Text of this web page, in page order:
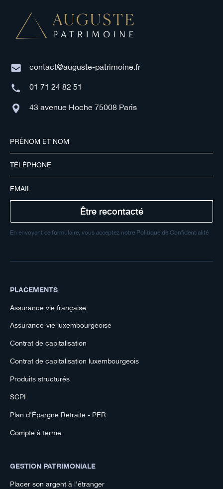
contact@auguste-patrimoine.fr
01 71 24 82 51
43 avenue Hoche 75008 Paris
En envoyant ce formulaire, vous acceptez notre Politique de Confidentialité
PLACEMENTS
Assurance vie française
Assurance-vie luxembourgeoise
Contrat de capitalisation
Contrat de capitalisation luxembourgeois
Produits structurés
SCPI
Plan d'Épargne Retraite - PER
Compte à terme
GESTION PATRIMONIALE
Placer son argent à l'étranger